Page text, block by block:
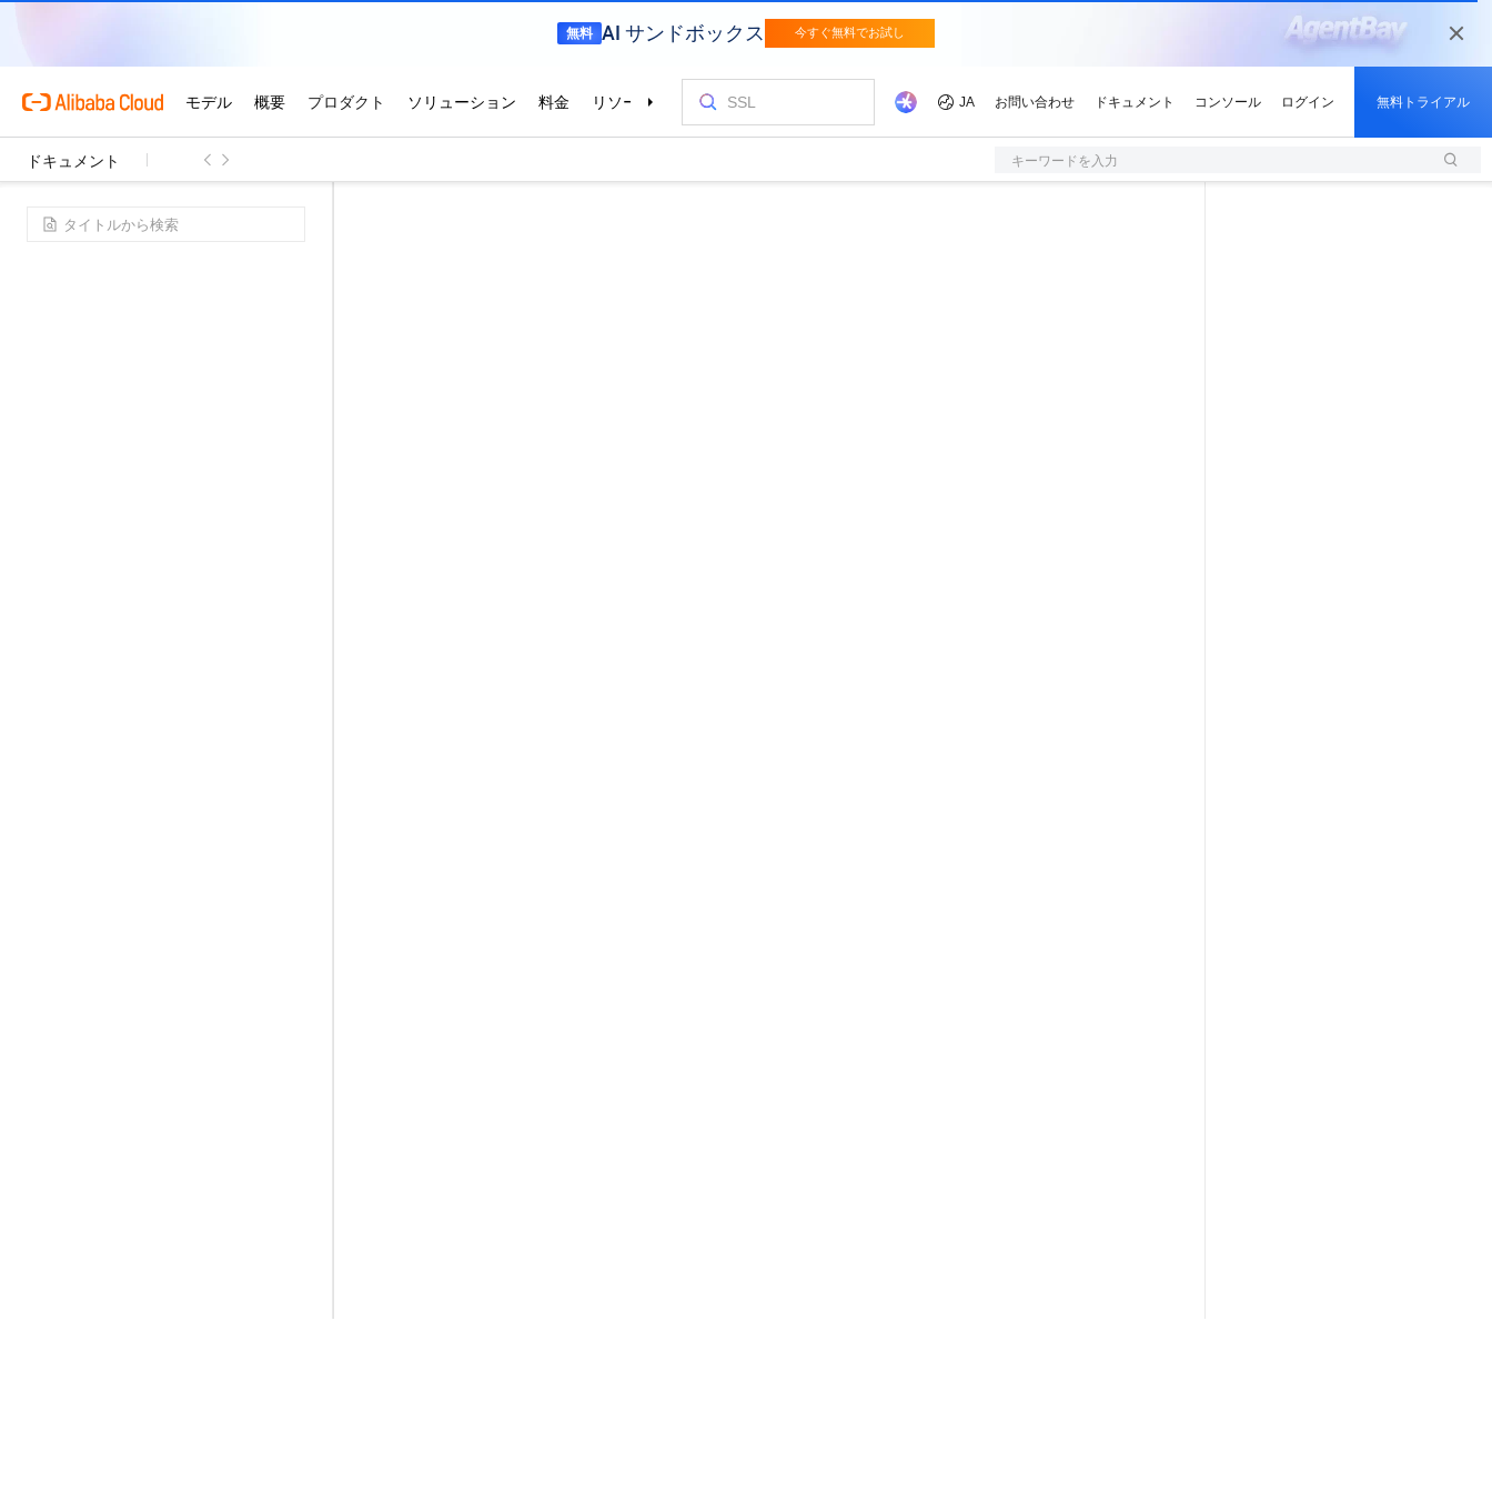
ドキュメント キーワードを入力